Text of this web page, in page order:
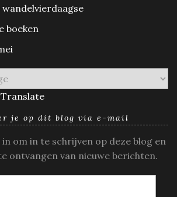
boeken
Translate
je op dit blog via e-mail
om in te schrijven op deze blog en
ontvangen van nieuwe berichten.